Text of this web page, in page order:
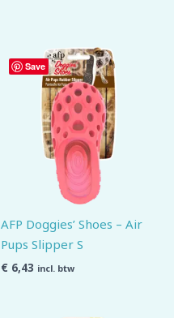
Save
AFP Doggies’ Shoes – Air
Pups Slipper S
€ 6,43 incl. btw